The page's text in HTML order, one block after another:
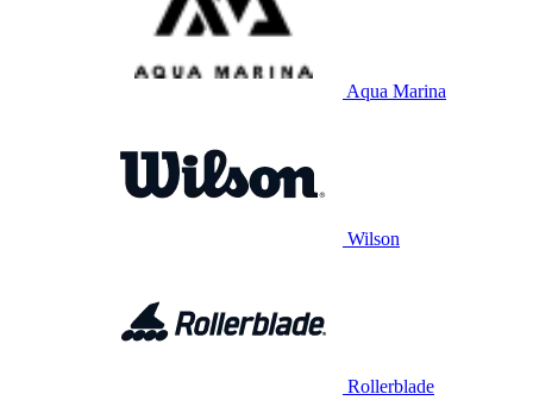
Aqua Marina
Wilson
Rollerblade